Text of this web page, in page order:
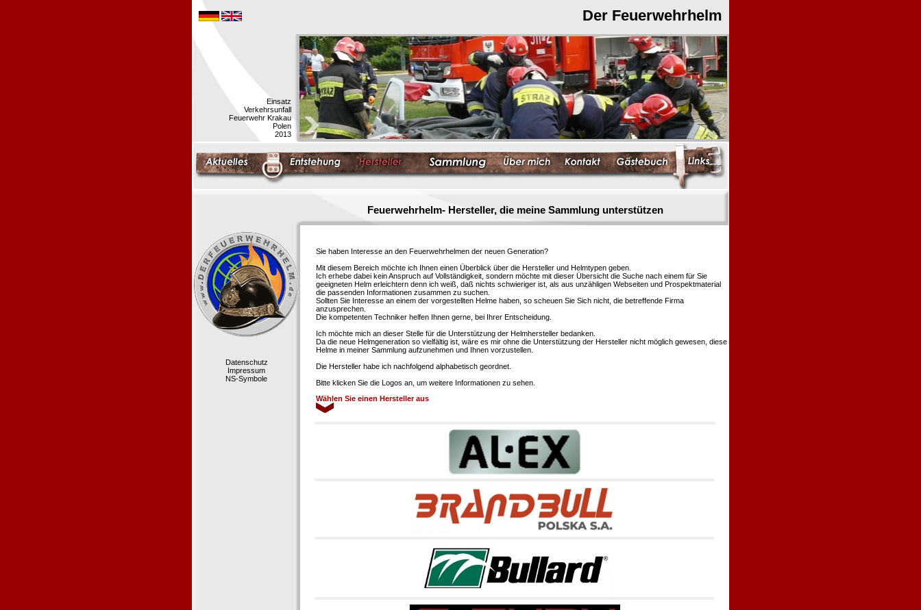
Der Feuerwehrhelm
Einsatz
Verkehrsunfall
Feuerwehr Krakau
Polen
2013
Feuerwehrhelm- Hersteller, die meine Sammlung unterstützen
Datenschutz
Impressum
NS-Symbole
Sie haben Interesse an den Feuerwehrhelmen der neuen Generation?
Mit diesem Bereich möchte ich Ihnen einen Überblick über die Hersteller und Helmtypen geben.
Ich erhebe dabei kein Anspruch auf Vollständigkeit, sondern möchte mit dieser Übersicht die Suche nach einem für Sie
geeigneten Helm erleichtern denn ich weiß, daß nichts schwieriger ist, als aus unzähligen Webseiten und Prospektmaterial
die passenden Informationen zusammen zu suchen.
Sollten Sie Interesse an einem der vorgestellten Helme haben, so scheuen Sie Sich nicht, die betreffende Firma
anzusprechen.
Die kompetenten Techniker helfen Ihnen gerne, bei Ihrer Entscheidung.
Ich möchte mich an dieser Stelle für die Unterstützung der Helmhersteller bedanken.
Da die neue Helmgeneration so vielfältig ist, wäre es mir ohne die Unterstützung der Hersteller nicht möglich gewesen, diese
Helme in meiner Sammlung aufzunehmen und Ihnen vorzustellen.
Die Hersteller habe ich nachfolgend alphabetisch geordnet.
Bitte klicken Sie die Logos an, um weitere Informationen zu sehen.
Wählen Sie einen Hersteller aus